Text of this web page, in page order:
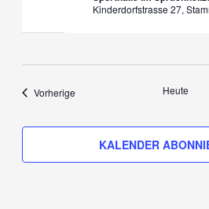
Kinderdorfstrasse 27,
VorherigeVeranstaltungen Heute
KALENDER